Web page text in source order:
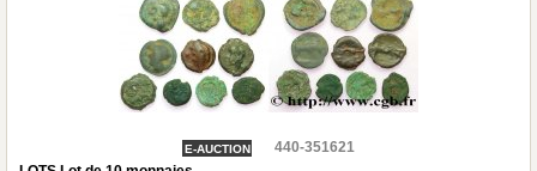
E-AUCTION
440-351621